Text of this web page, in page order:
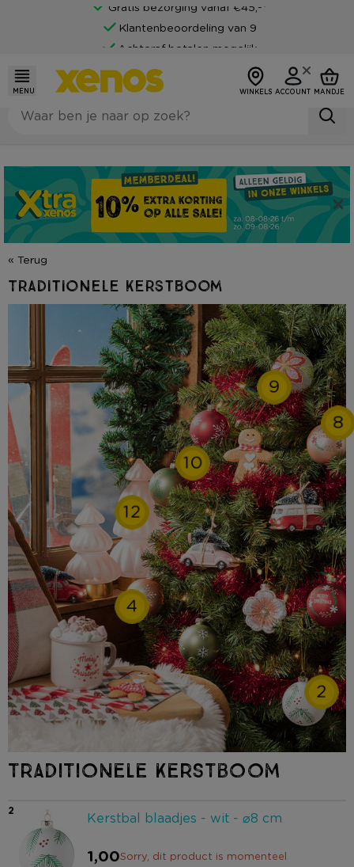
Gratis bezorging vanaf €45,-*
Klantenbeoordeling van 9
Achteraf betalen mogelijk
MENU WINKELS ACCOUNT MANDJE
« Terug
Traditionele kerstboom
2
4
8
9
10
12
TRADITIONELE KERSTBOOM
2 Kerstbal blaadjes - wit - ⌀8 cm
1,00Sorry, dit product is momenteel